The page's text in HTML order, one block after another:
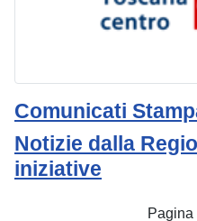
Comunicati
Notizie dalla
iniziative
Pagina